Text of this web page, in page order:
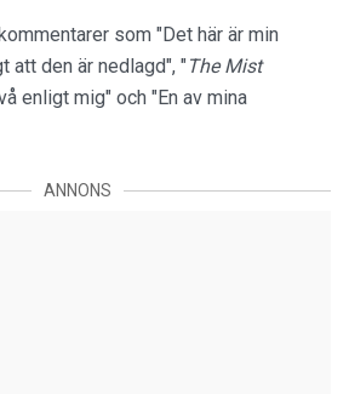
som "Det här är min
att den är nedlagd", " The Mist
enligt mig" och "En av mina
ANNONS